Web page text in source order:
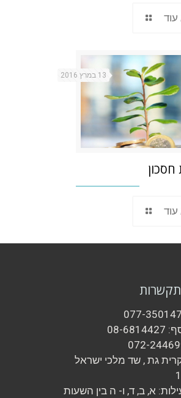
13 במרץ 2016
חסכון
גת , שד מלכי ישראל
א, ב, ד, ו- ה בין השעות